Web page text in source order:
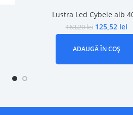
Lustra Led Cybele alb
163,20lei 125,52 lei
ADAUGĂ ÎN COȘ